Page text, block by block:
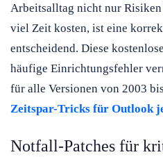
Arbeitsalltag nicht nur Risiken
viel Zeit kosten, ist eine
entscheidend. Diese
häufige Einrichtungsfehler
für alle Versionen von 2003
Zeitspar-Tricks für Outlook
Notfall-Patches für